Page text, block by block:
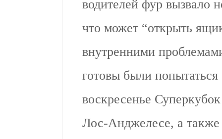
водителей фур вызвало
что может “открыть
внутренними
готовы были
воскресенье
Лос-Анджелесе, а